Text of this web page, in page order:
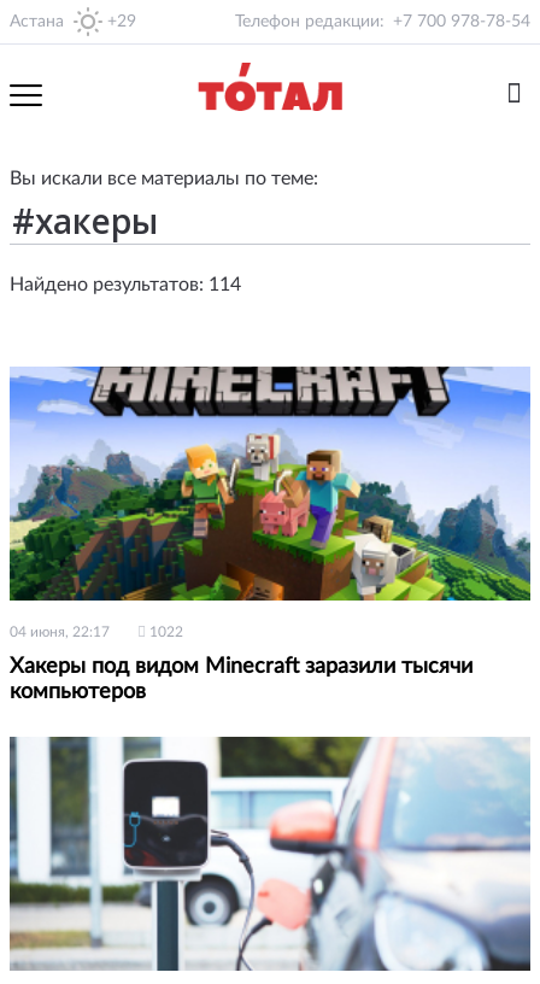
Астана +29 Телефон редакции: +7 700 978-78-54
Вы искали все материалы по теме:
Найдено результатов: 114
04 июня, 22:17 1022
Хакеры под видом Minecraft заразили тысячи
компьютеров